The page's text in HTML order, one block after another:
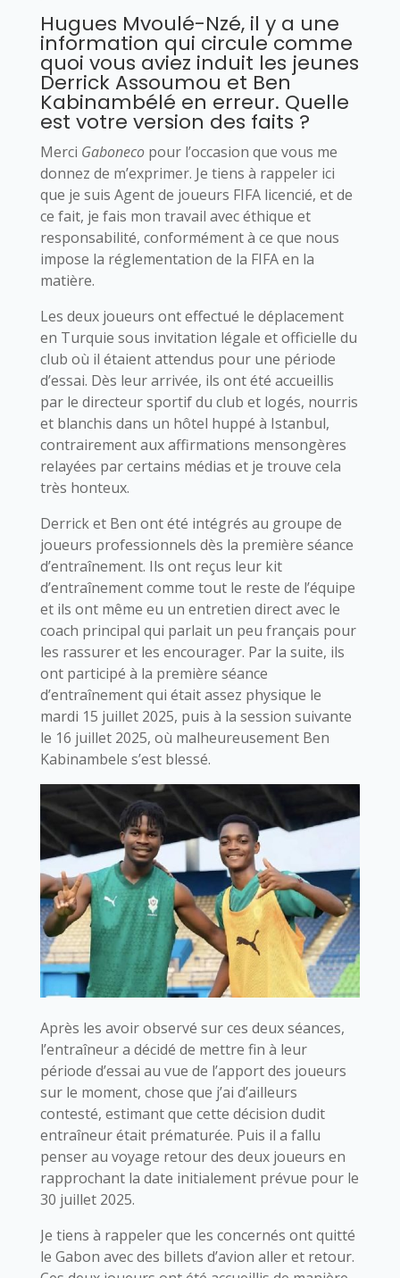
Hugues Mvoulé-Nzé, il y a une
information qui circule comme
quoi vous aviez induit les jeunes
Derrick Assoumou et Ben
Kabinambélé en erreur. Quelle
est votre version des faits ?
Merci Gabonecopour l’occasion que vous me
donnez de m’exprimer. Je tiens à rappeler ici
que je suis Agent de joueurs FIFA licencié, et de
ce fait, je fais mon travail avec éthique et
responsabilité, conformément à ce que nous
impose la réglementation de la FIFA en la
matière.
Les deux joueurs ont effectué le déplacement
en Turquie sous invitation légale et officielle du
club où il étaient attendus pour une période
d’essai. Dès leur arrivée, ils ont été accueillis
par le directeur sportif du club et logés, nourris
et blanchis dans un hôtel huppé à Istanbul,
contrairement aux affirmations mensongères
relayées par certains médias et je trouve cela
très honteux.
Derrick et Ben ont été intégrés au groupe de
joueurs professionnels dès la première séance
d’entraînement. Ils ont reçus leur kit
d’entraînement comme tout le reste de l’équipe
et ils ont même eu un entretien direct avec le
coach principal qui parlait un peu français pour
les rassurer et les encourager. Par la suite, ils
ont participé à la première séance
d’entraînement qui était assez physique le
mardi 15 juillet 2025, puis à la session suivante
le 16 juillet 2025, où malheureusement Ben
Kabinambele s’est blessé.
Après les avoir observé sur ces deux séances,
l’entraîneur a décidé de mettre fin à leur
période d’essai au vue de l’apport des joueurs
sur le moment, chose que j’ai d’ailleurs
contesté, estimant que cette décision dudit
entraîneur était prématurée. Puis il a fallu
penser au voyage retour des deux joueurs en
rapprochant la date initialement prévue pour le
30 juillet 2025.
Je tiens à rappeler que les concernés ont quitté
le Gabon avec des billets d’avion aller et retour.